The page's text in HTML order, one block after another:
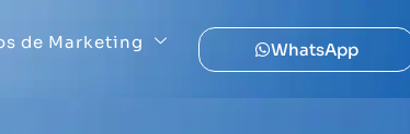
de Marketing
WhatsApp